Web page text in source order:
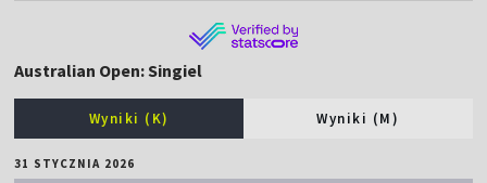
Australian Open: Singiel
Wyniki (K) Wyniki (M)
31 STYCZNIA 2026